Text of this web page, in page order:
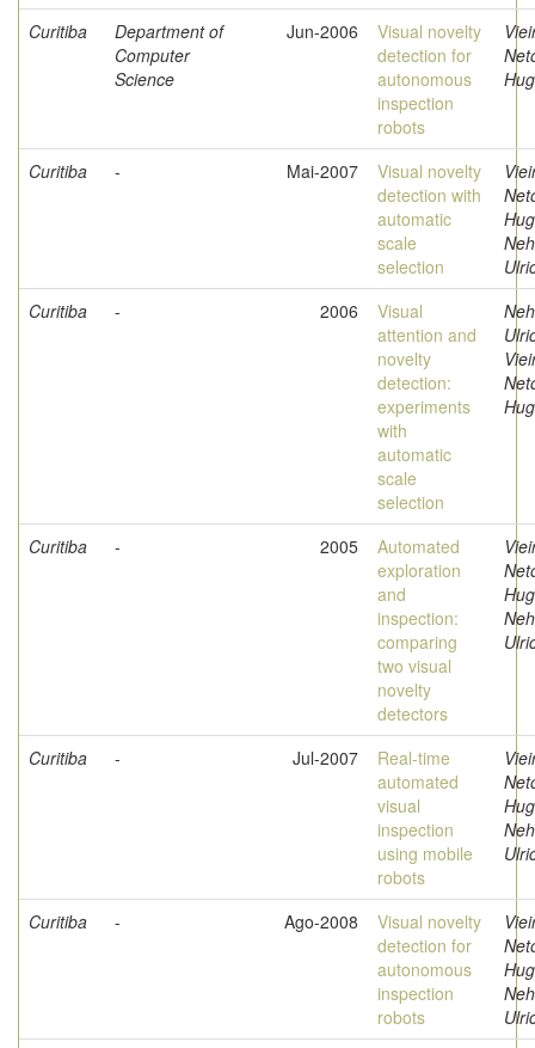
Curitiba
Department of
Computer
Science
Jun-2006
Visual novelty
detection for
autonomous
inspection
robots
Curitiba - Mai-2007
Visual novelty
detection with
automatic
scale
selection
Curitiba
- 2006
Visual
attention and
novelty
detection:
experiments
with
automatic
scale
selection
Curitiba - 2005
Automated
exploration
and
inspection:
comparing
two visual
novelty
detectors
Curitiba - Jul-2007
Real-time
automated
visual
inspection
using mobile
robots
Curitiba - Ago-2008
Visual novelty
detection for
autonomous
inspection
robots